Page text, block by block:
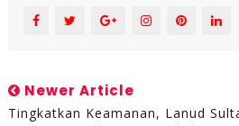
Newer Article
Tingkatkan Keamanan, Lanud